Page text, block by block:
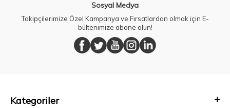
Sosyal Medya
Takipçilerimize Özel Kampanya ve Fırsatlardan olmak için E-
bültenimize abone olun!
Kategoriler